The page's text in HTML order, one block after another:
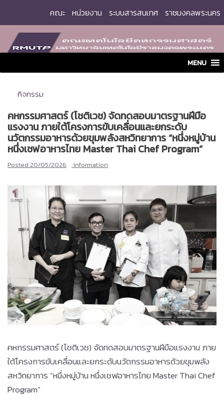
content
คณะ หน่วยงาน ระบบสารสนเทศ ราชมงคลพระนคร
MENU
กิจกรรม
คหกรรมศาสตร์ (โชติเวช) จัดทดสอบมาตรฐานฝีมือ
แรงงาน ภายใต้โครงการขับเคลื่อนและยกระดับ
นวัตกรรมอาหารด้วยขุมพลังสหวิทยาการ “หนึ่งหมู่บ้าน
หนึ่งเชฟอาหารไทย Master Thai Chef Program”
Posted 20/05/2026 information
คหกรรมศาสตร์ (โชติเวช) จัดทดสอบมาตรฐานฝีมือแรงงาน ภาย
ใต้โครงการขับเคลื่อนและยกระดับนวัตกรรมอาหารด้วยขุมพลัง
สหวิทยาการ “หนึ่งหมู่บ้าน หนึ่งเชฟอาหารไทย Master Thai Chef
Program”